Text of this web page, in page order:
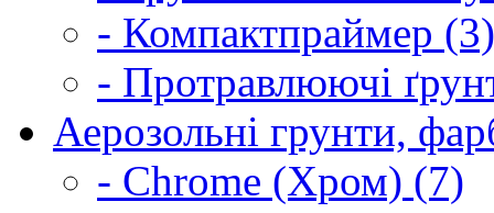
- Компактпраймер (3)
- Протравлюючі
Аерозольні грунти,
- Chrome (Хром) (7)